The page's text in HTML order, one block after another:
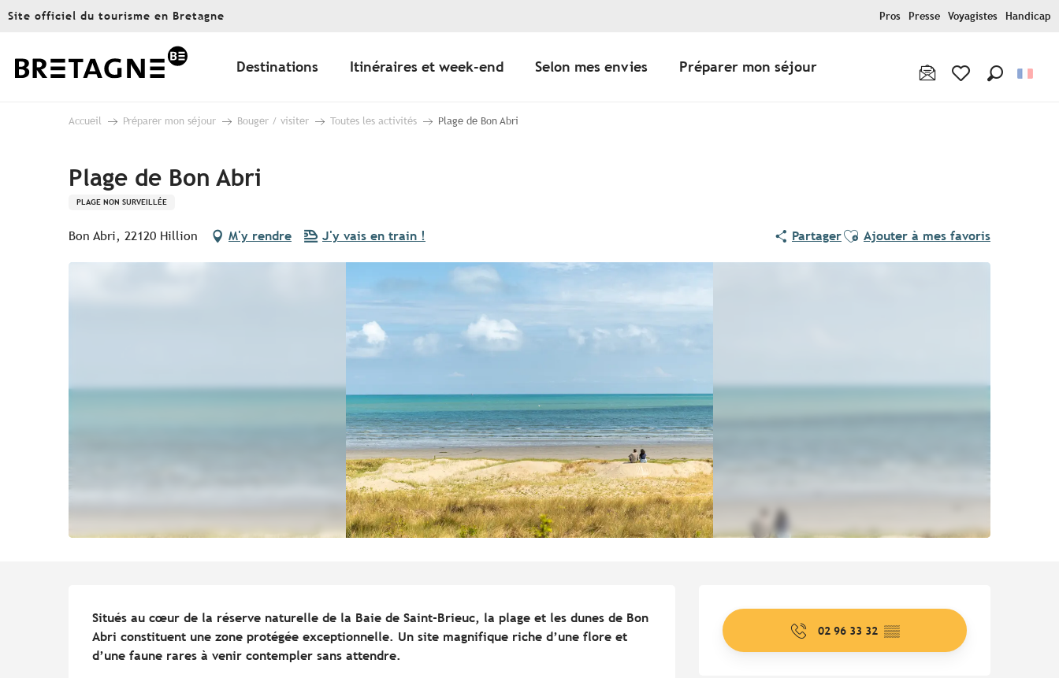
Aller
principal
Site officiel du tourisme en Bretagne Pros Presse Voyagistes Handicap
Destinations Itinéraires et week-end Selon mes envies Préparer mon séjour
Accueil Préparer mon séjour Bouger / visiter Toutes les activités Plage de Bon Abri
Plage de Bon Abri
PLAGE NON SURVEILLÉE
Bon Abri, 22120 Hillion M'y rendre J'y vais en train ! PartagerAjouter aux favoris
Ajouter à mes favoris
Ouverture et coordonnées
02 96 33 32 ▒▒
Situés au cœur de la réserve naturelle de la Baie de Saint-Brieuc, la plage et les dunes de Bon
Abri constituent une zone protégée exceptionnelle. Un site magnifique riche d’une flore et
d’une faune rares à venir contempler sans attendre.